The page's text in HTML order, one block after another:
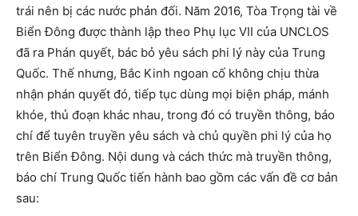
trái nên bị các nước phản đối. Năm 2016, Tòa Trọng tài về
Biển Đông được thành lập theo Phụ lục VII của UNCLOS
đã ra Phán quyết, bác bỏ yêu sách phi lý này của Trung
Quốc. Thế nhưng, Bắc Kinh ngoan cố không chịu thừa
nhận phán quyết đó, tiếp tục dùng mọi biện pháp, mánh
khóe, thủ đoạn khác nhau, trong đó có truyền thông, báo
chí để tuyên truyền yêu sách và chủ quyền phi lý của họ
trên Biển Đông. Nội dung và cách thức mà truyền thông,
báo chí Trung Quốc tiến hành bao gồm các vấn đề cơ bản
sau: